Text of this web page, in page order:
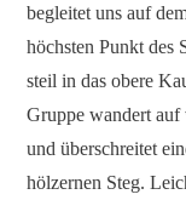
begleitet uns auf
höchsten Punkt des
steil in das obere
Gruppe wandert
und überschreitet
hölzernen Steg.